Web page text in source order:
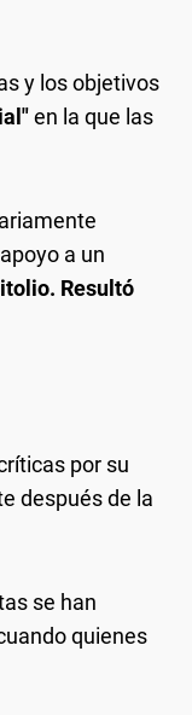
y los objetivos
en la que las
a un
Resultó
por su
después de la
se han
quienes